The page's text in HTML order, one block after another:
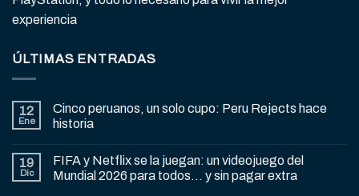
experiencia
ÚLTIMAS ENTRADAS
12
Ene
Cinco peruanos, un solo cupo: Peru Rejects hace
historia
19
Dic
FIFA y Netflix se la juegan: un videojuego del
Mundial 2026 para todos… y sin pagar extra